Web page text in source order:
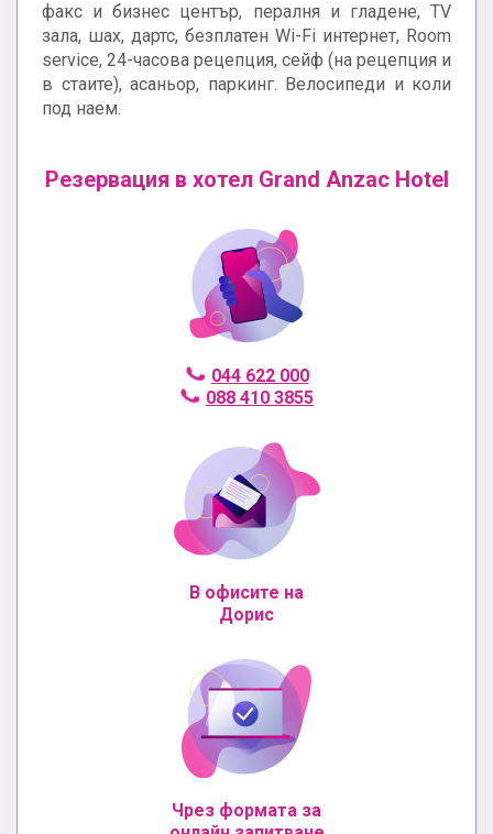
факс и бизнес център, пералня и гладене, TV
зала, шах, дартс, безплатен Wi-Fi интернет, Room
service, 24-часова рецепция, сейф (на рецепция и
в стаите), асаньор, паркинг. Велосипеди и коли
под наем.
Резервация в хотел Grand Anzac Hotel
044 622 000
088 410 3855
В офисите на
Дорис
Чрез формата за